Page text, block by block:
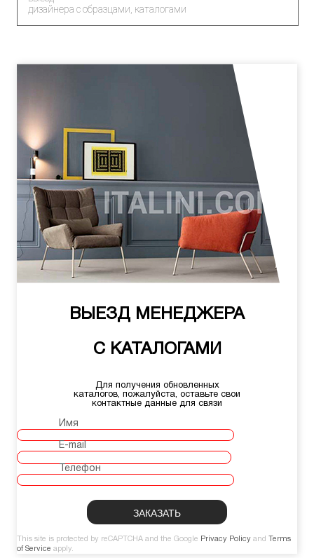
дизайнера с образцами, каталогами
ВЫЕЗД МЕНЕДЖЕРА
С КАТАЛОГАМИ
Для получения обновленных
каталогов, пожалуйста, оставьте свои
контактные данные для связи
Имя
E-mail
Телефон
This site is protected by reCAPTCHA and the Google Privacy Policy and
Terms
of Service apply.